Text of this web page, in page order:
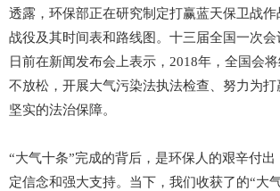
透露，环保部正在研究制定打赢蓝天保卫战
战役及其时间表和路线图。十三届全国一次
日前在新闻发布会上表示，2018年，全国会
不放松，开展大气污染法执法检查、努力为
坚实的法治保障。
“大气十条”完成的背后，是环保人的艰辛付
定信念和强大支持。当下，我们收获了的“大